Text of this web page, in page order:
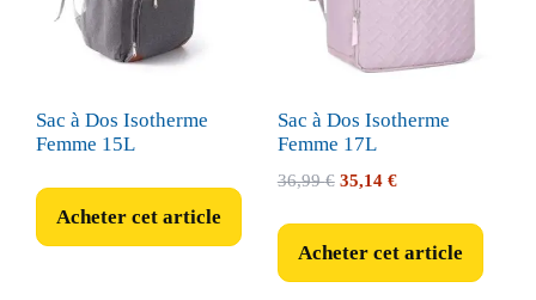
Sac à Dos Isotherme
Femme 15L
Acheter cet article
Sac à Dos Isotherme
Femme 17L
36,99€ Le
était :
36,99 €.
35,14 €Le
est :
35,14 €.
Acheter cet article